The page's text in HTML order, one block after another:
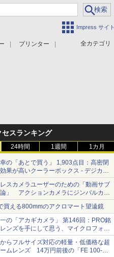
Impress サイト
全カテゴリ
プリンター
セスランキング
24時間 1週間 1カ月
の「あとで買う」 1,903点目：高密閉
果が高いクーラーボックス - デジカメ
スカメラユーザーのための「動画サブ
」 アクションカメラにジンバルカメ
の実質的な違いは？
買える800mmのアクロマート望遠鏡
の「アカギカメラ」 第146回：PRO銘
ンズを手にして思う、マイクロフォー
への期待と可能性
らフルサイズ対応の軽量・低価格な超
ムレンズ 14万円前後の「FE 100-